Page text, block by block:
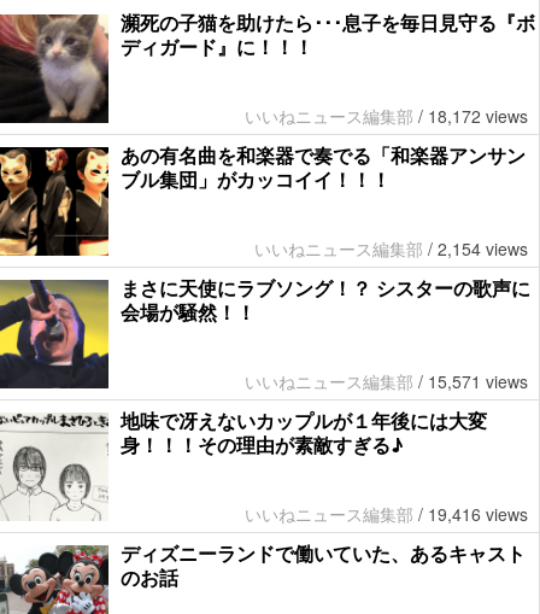
瀕死の子猫を助けたら･･･息子を毎日見守る『ボ
ディガード』に！！！
いいねニュース編集部 / 18,172 views
あの有名曲を和楽器で奏でる「和楽器アンサン
ブル集団」がカッコイイ！！！
いいねニュース編集部 / 2,154 views
まさに天使にラブソング！？ シスターの歌声に
会場が騒然！！
いいねニュース編集部 / 15,571 views
地味で冴えないカップルが１年後には大変
身！！！その理由が素敵すぎる♪
いいねニュース編集部 / 19,416 views
ディズニーランドで働いていた、あるキャスト
のお話